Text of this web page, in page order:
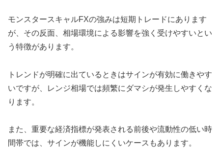
モンスタースキャルFXの強みは短期トレードにあります
が、その反面、相場環境による影響を強く受けやすいとい
う特徴があります。
トレンドが明確に出ているときはサインが有効に働きやす
いですが、レンジ相場では頻繁にダマシが発生しやすくな
ります。
また、重要な経済指標が発表される前後や流動性の低い時
間帯では、サインが機能しにくいケースもあります。